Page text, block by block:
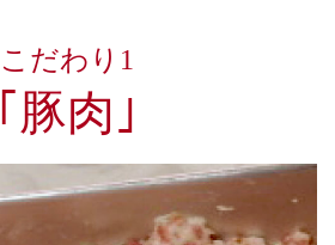
こだわり1
｢豚肉｣